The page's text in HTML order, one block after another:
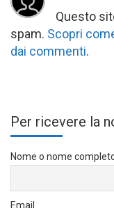
Questo
spam. Scopri
dai commenti.
Per ricevere la
Nome o nome
Email